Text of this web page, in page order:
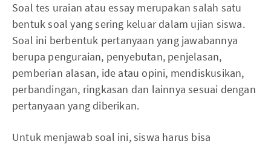
Soal tes uraian atau essay merupakan salah satu
bentuk soal yang sering keluar dalam ujian siswa.
Soal ini berbentuk pertanyaan yang jawabannya
berupa penguraian, penyebutan, penjelasan,
pemberian alasan, ide atau opini, mendiskusikan,
perbandingan, ringkasan dan lainnya sesuai dengan
pertanyaan yang diberikan.
Untuk menjawab soal ini, siswa harus bisa